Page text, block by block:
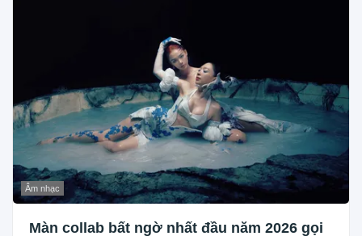
Âm nhạc
Màn collab bất ngờ nhất đầu năm 2026 gọi